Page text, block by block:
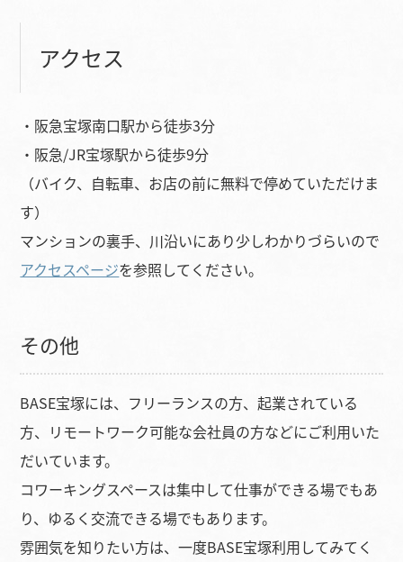
アクセス
・阪急宝塚南口駅から徒歩3分
・阪急/JR宝塚駅から徒歩9分
（バイク、自転車、お店の前に無料で停めていただけま
す）
マンションの裏手、川沿いにあり少しわかりづらいので
アクセスページを参照してください。
その他
BASE宝塚には、フリーランスの方、起業されている
方、リモートワーク可能な会社員の方などにご利用いた
だいています。
コワーキングスペースは集中して仕事ができる場でもあ
り、ゆるく交流できる場でもあります。
雰囲気を知りたい方は、一度BASE宝塚利用してみてく